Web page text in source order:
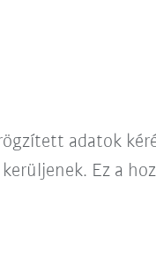
adatok
Ez a